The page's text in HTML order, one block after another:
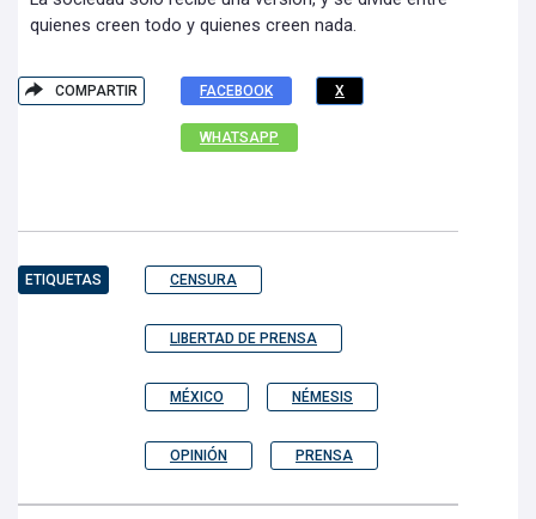
quienes creen todo y quienes creen nada.
COMPARTIR FACEBOOK X
WHATSAPP
ETIQUETAS CENSURA
LIBERTAD DE PRENSA
MÉXICO NÉMESIS
OPINIÓN PRENSA